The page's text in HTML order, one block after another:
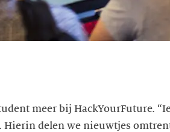
meer bij HackYourFuture.
delen we nieuwtjes